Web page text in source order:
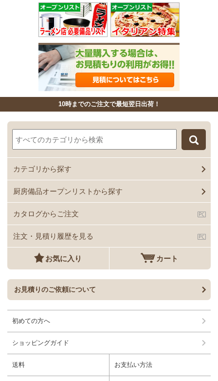
10時までのご注文で最短翌日出荷！
カテゴリから探す
厨房備品オープンリストから探す
カタログからご注文
注文・見積り履歴を見る
お気に入り カート
お見積りのご依頼について
初めての方へ
ショッピングガイド
送料 お支払い方法